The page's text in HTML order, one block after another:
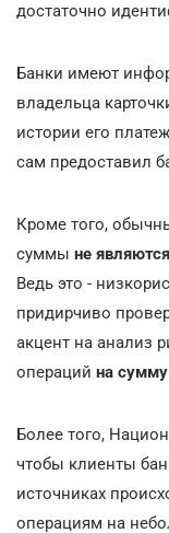
достаточно
Банки имеют
владельца
истории его
сам предоставил
Кроме того,
суммы не
Ведь это -
придирчиво
акцент на анализ
операций на
Более того,
чтобы клиенты
источниках
операциям на